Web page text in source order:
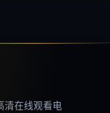
清在线观看电